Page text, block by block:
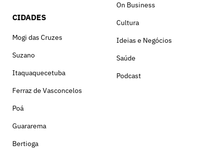
CIDADES
Mogi das Cruzes
Suzano
Itaquaquecetuba
Ferraz de Vasconcelos
Poá
Guararema
Bertioga
On Business
Cultura
Ideias e Negócios
Saúde
Podcast